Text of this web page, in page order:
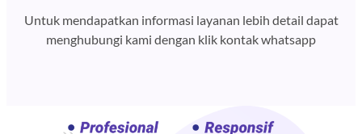
Untuk mendapatkan informasi layanan lebih detail dapat
menghubungi kami dengan klik kontak whatsapp